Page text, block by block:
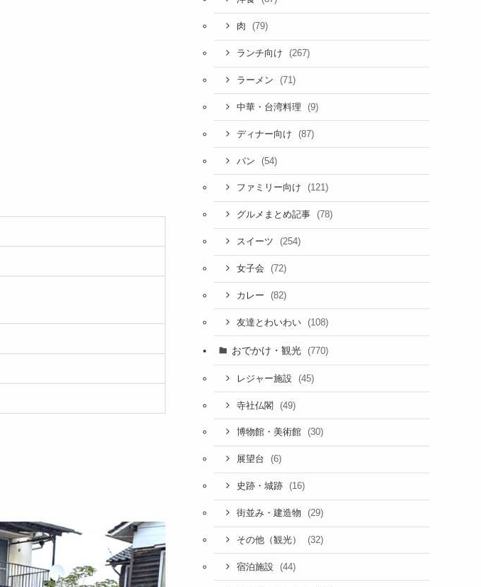
肉 (79)
ランチ向け (267)
ラーメン (71)
中華・台湾料理 (9)
ディナー向け (87)
パン (54)
ファミリー向け (121)
グルメまとめ記事 (78)
スイーツ (254)
女子会 (72)
カレー (82)
友達とわいわい (108)
おでかけ・観光 (770)
レジャー施設 (45)
寺社仏閣 (49)
博物館・美術館 (30)
展望台 (6)
史跡・城跡 (16)
街並み・建造物 (29)
その他（観光） (32)
宿泊施設 (44)